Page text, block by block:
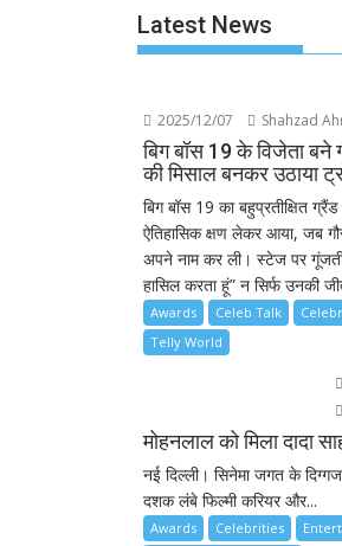
Latest News
2025/12/07 Shahzad
बिग बॉस 19 के विजेता बने
की मिसाल बनकर उठाया
बिग बॉस 19 का बहुप्रतीक्षित
ऐतिहासिक क्षण लेकर आया, जब
अपने नाम कर ली। स्टेज पर गूंजती
हासिल करता हूं” न सिर्फ उनकी
Awards Celeb Talk
Telly World
मोहनलाल को मिला दादा
नई दिल्ली। सिनेमा जगत के
दशक लंबे फिल्मी करियर और...
Awards Celebrities